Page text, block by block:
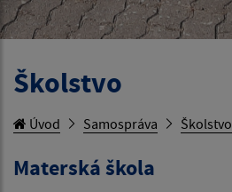
Školstvo
Úvod Samospráva Školstvo
Materská škola